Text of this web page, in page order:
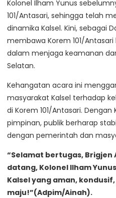
Kolonel Ilham Yunus
101/Antasari, sehingga telah
dinamika Kalsel. Kini, sebagai
membawa Korem 101/
dalam menjaga keamanan
Selatan.
Kehangatan acara ini
masyarakat Kalsel terhadap
di Korem 101/Antasari.
pimpinan, publik berharap
dengan pemerintah dan
“Selamat bertugas, Brigjen
datang, Kolonel Ilham
Kalsel yang aman,
maju!”(Adpim/Ainah).